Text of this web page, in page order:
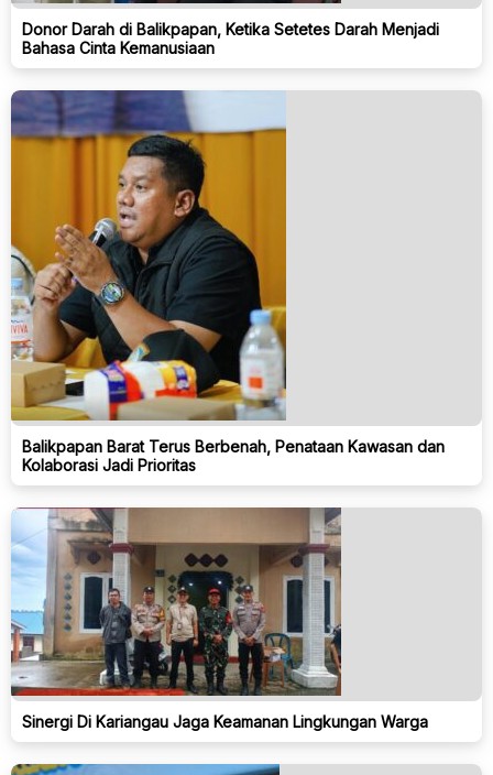
Donor Darah di Balikpapan, Ketika Setetes Darah Menjadi
Bahasa Cinta Kemanusiaan
Balikpapan Barat Terus Berbenah, Penataan Kawasan dan
Kolaborasi Jadi Prioritas
Sinergi Di Kariangau Jaga Keamanan Lingkungan Warga